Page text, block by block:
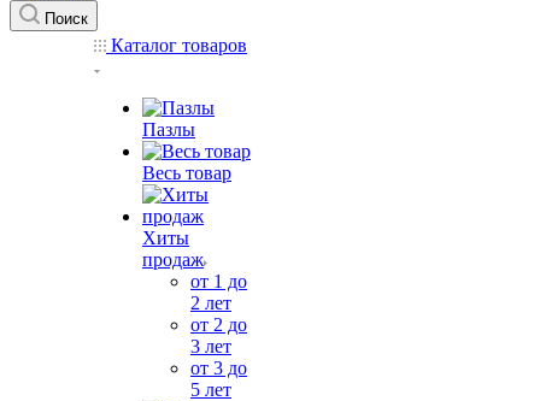
Поиск
Каталог товаров
Пазлы
Весь товар
Хиты
продаж
от 1 до
2 лет
от 2 до
3 лет
от 3 до
5 лет